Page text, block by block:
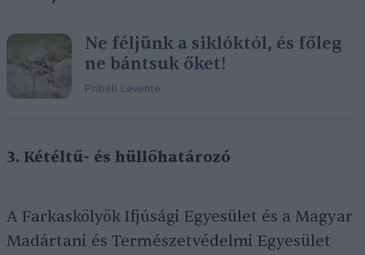
Ne féljünk a siklóktól, és főleg
ne bántsuk őket!
Pribéli Levente
3. Kétéltű- és hüllőhatározó
A Farkaskölyök Ifjúsági Egyesület és a Magyar
Madártani és Természetvédelmi Egyesület